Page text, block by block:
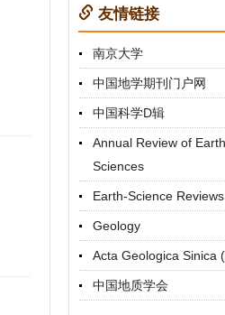
友情链接
南京大学
中国地学期刊门户网
中国科学D辑
Annual Review of
Sciences
Earth-Science Reviews
Geology
Acta Geologica Sinica
中国地质学会